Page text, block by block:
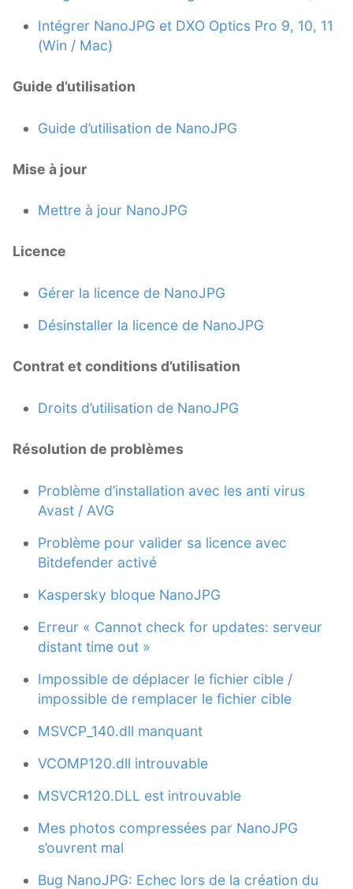
Intégrer NanoJPG et DXO Optics Pro 9, 10, 11
(Win / Mac)
Guide d’utilisation
Guide d’utilisation de NanoJPG
Mise à jour
Mettre à jour NanoJPG
Licence
Gérer la licence de NanoJPG
Désinstaller la licence de NanoJPG
Contrat et conditions d’utilisation
Droits d’utilisation de NanoJPG
Résolution de problèmes
Problème d’installation avec les anti virus
Avast / AVG
Problème pour valider sa licence avec
Bitdefender activé
Kaspersky bloque NanoJPG
Erreur « Cannot check for updates: serveur
distant time out »
Impossible de déplacer le fichier cible /
impossible de remplacer le fichier cible
MSVCP_140.dll manquant
VCOMP120.dll introuvable
MSVCR120.DLL est introuvable
Mes photos compressées par NanoJPG
s’ouvrent mal
Bug NanoJPG: Echec lors de la création du